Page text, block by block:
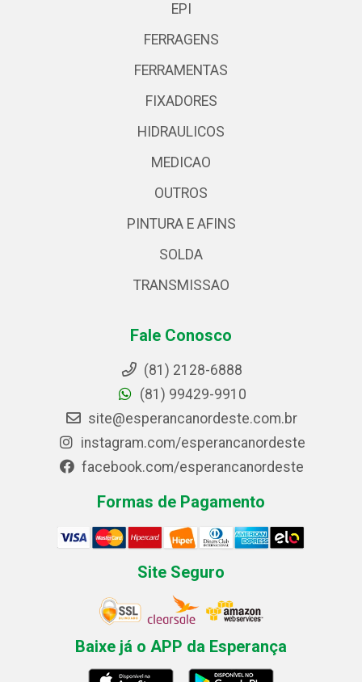
EPI
FERRAGENS
FERRAMENTAS
FIXADORES
HIDRAULICOS
MEDICAO
OUTROS
PINTURA E AFINS
SOLDA
TRANSMISSAO
Fale Conosco
(81) 2128-6888
(81) 99429-9910
site@esperancanordeste.com.br
instagram.com/esperancanordeste
facebook.com/esperancanordeste
Formas de Pagamento
Site Seguro
Baixe já o APP da Esperança